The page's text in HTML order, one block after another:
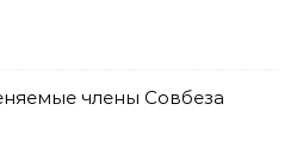
члены Совбеза